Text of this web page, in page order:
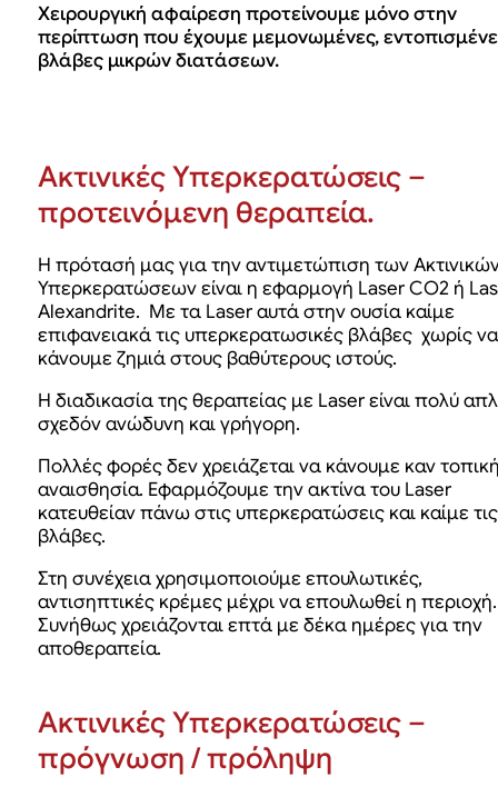
Χειρουργική αφαίρεση προτείνουμε μόνο στην
περίπτωση που έχουμε μεμονωμένες,
βλάβες μικρών διατάσεων.
Ακτινικές Υπερκερατώσεις –
προτεινόμενη θεραπεία.
Η πρότασή μας για την αντιμετώπιση των
Υπερκερατώσεων είναι η εφαρμογή Laser CO2 ή
Alexandrite. Με τα Laser αυτά στην ουσία καίμε
επιφανειακά τις υπερκερατωσικές βλάβες χωρίς να
κάνουμε ζημιά στους βαθύτερους ιστούς.
Η διαδικασία της θεραπείας με Laser είναι πολύ
σχεδόν ανώδυνη και γρήγορη.
Πολλές φορές δεν χρειάζεται να κάνουμε καν
αναισθησία. Εφαρμόζουμε την ακτίνα του Laser
κατευθείαν πάνω στις υπερκερατώσεις και καίμε τις
βλάβες.
Στη συνέχεια χρησιμοποιούμε επουλωτικές,
αντισηπτικές κρέμες μέχρι να επουλωθεί η περιοχή.
Συνήθως χρειάζονται επτά με δέκα ημέρες για την
αποθεραπεία.
Ακτινικές Υπερκερατώσεις –
πρόγνωση / πρόληψη